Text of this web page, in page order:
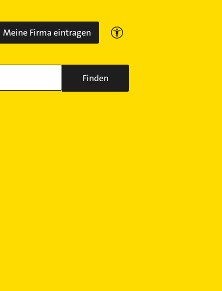
Meine Firma eintragen
Finden